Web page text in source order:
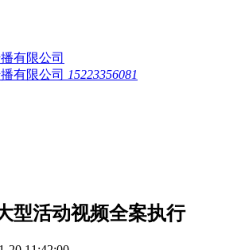
15223356081
型活动视频全案执行